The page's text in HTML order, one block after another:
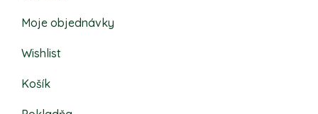
Moje objednávky
Wishlist
Košík